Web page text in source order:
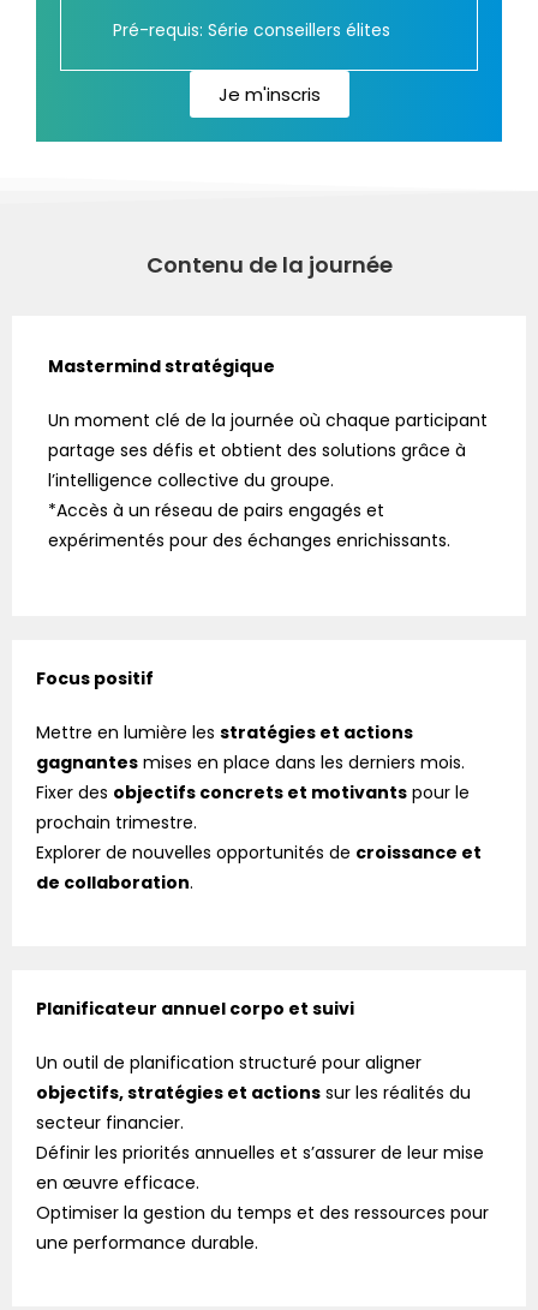
Pré-requis: Série conseillers élites
Je m'inscris
Contenu de la journée
Mastermind stratégique
Un moment clé de la journée où chaque participant
partage ses défis et obtient des solutions grâce à
l’intelligence collective du groupe.
*Accès à un réseau de pairs engagés et
expérimentés pour des échanges enrichissants.
Focus positif
Mettre en lumière les stratégies et actions
gagnantes mises en place dans les derniers mois.
Fixer des objectifs concrets et motivants pour le
prochain trimestre.
Explorer de nouvelles opportunités de croissance et
de collaboration.
Planificateur annuel corpo et suivi
Un outil de planification structuré pour aligner
objectifs, stratégies et actions sur les réalités du
secteur financier.
Définir les priorités annuelles et s’assurer de leur mise
en œuvre efficace.
Optimiser la gestion du temps et des ressources pour
une performance durable.